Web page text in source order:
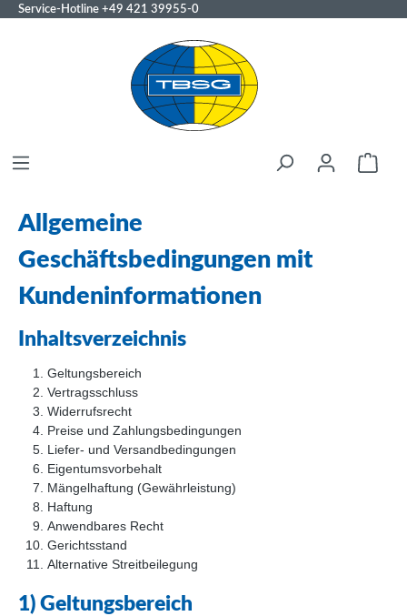
Service-Hotline +49 421 39955-0
Allgemeine
Geschäftsbedingungen mit
Kundeninformationen
Inhaltsverzeichnis
Geltungsbereich
Vertragsschluss
Widerrufsrecht
Preise und Zahlungsbedingungen
Liefer- und Versandbedingungen
Eigentumsvorbehalt
Mängelhaftung (Gewährleistung)
Haftung
Anwendbares Recht
Gerichtsstand
Alternative Streitbeilegung
1) Geltungsbereich